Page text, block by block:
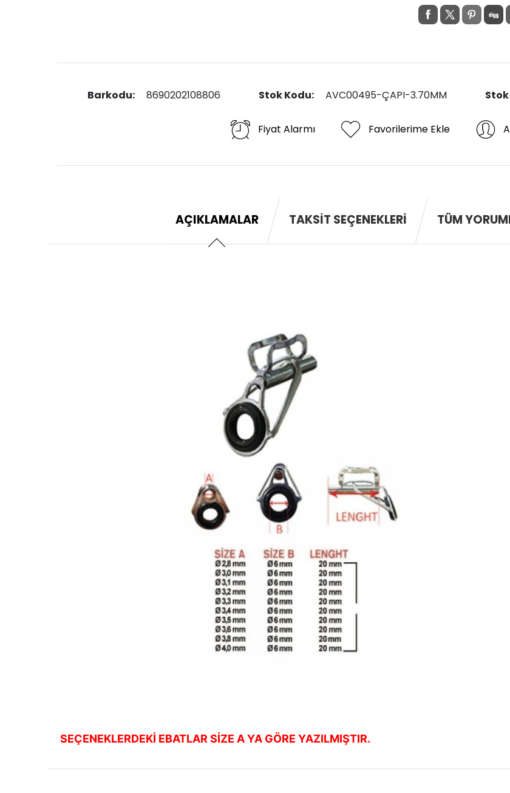
Barkodu: 8690202108806 Stok Kodu: AVC00495-ÇAPI-3.70MM
Fiyat Alarmı Favorilerime Ekle
AÇIKLAMALAR TAKSIT SEÇENEKLERI TÜM
SEÇENEKLERDEKİ EBATLAR SİZE A YA GÖRE YAZILMIŞTIR.